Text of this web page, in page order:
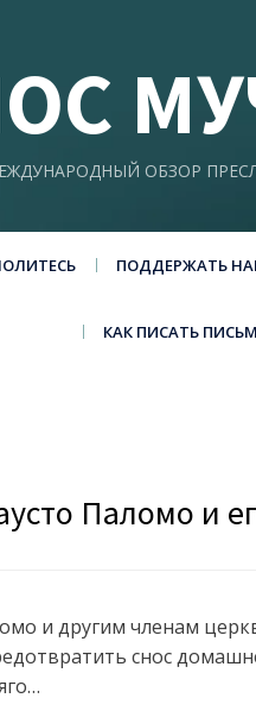
ОБЗОР
ПОДДЕРЖАТЬ
КАК ПИСАТЬ
Паломо и
и другим членам
снос